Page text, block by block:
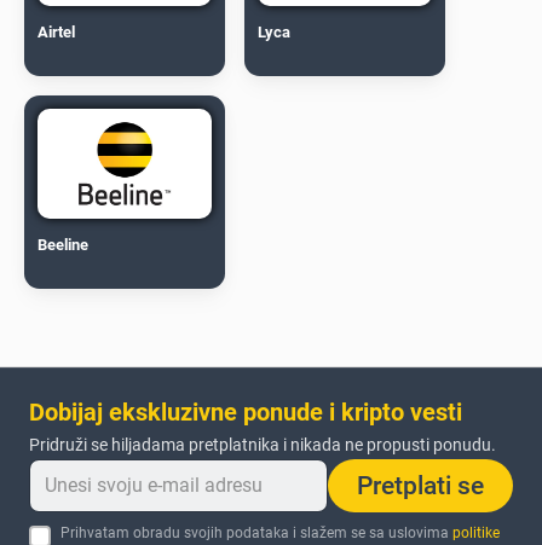
Airtel Lyca
Beeline
Dobijaj ekskluzivne ponude i kripto vesti
Pridruži se hiljadama pretplatnika i nikada ne propusti ponudu.
Pretplati se
Prihvatam obradu svojih podataka i slažem se sa uslovimapolitike